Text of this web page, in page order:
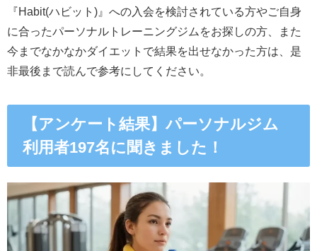
『Habit(ハビット)』への入会を検討されている方やご自身
に合ったパーソナルトレーニングジムをお探しの方、また
今までなかなかダイエットで結果を出せなかった方は、是
非最後まで読んで参考にしてください。
【アンケート結果】パーソナルジム
利用者197名に聞きました！